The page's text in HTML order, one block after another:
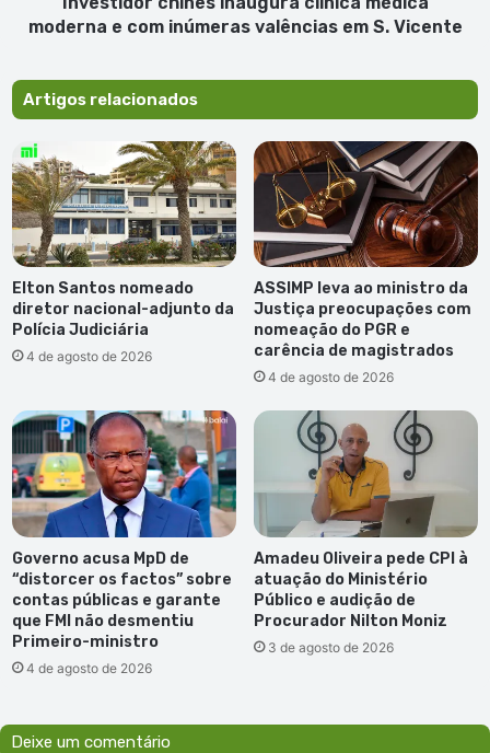
emmoderna e com inúmeras valências em S. Vicente
Artigos relacionados
Elton Santos nomeado
diretor nacional-adjunto da
Polícia Judiciária
4 de agosto de 2026
ASSIMP leva ao ministro da
Justiça preocupações com
nomeação do PGR e
carência de magistrados
4 de agosto de 2026
Governo acusa MpD de
“distorcer os factos” sobre
contas públicas e garante
que FMI não desmentiu
Primeiro-ministro
4 de agosto de 2026
Amadeu Oliveira pede CPI à
atuação do Ministério
Público e audição de
Procurador Nilton Moniz
3 de agosto de 2026
Deixe um comentário